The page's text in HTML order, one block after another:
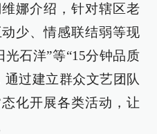
娜介绍，针对辖区老
少、情感联结弱等现
石洋”等“15分钟品质
过建立群众文艺团队
化开展各类活动，让